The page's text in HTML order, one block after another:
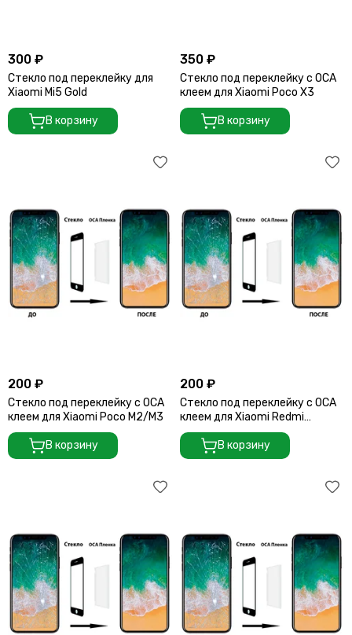
Антенны
Проклейки дисплейного модуля
300 ₽
Стекло под переклейку для
Xiaomi Mi5 Gold
В корзину
350 ₽
Стекло под переклейку с OCA
клеем для Xiaomi Poco X3
В корзину
200 ₽
Стекло под переклейку с OCA
клеем для Xiaomi Poco M2/M3
В корзину
200 ₽
Стекло под переклейку с OCA
клеем для Xiaomi Redmi
9T/Note 9 (4g)
В корзину